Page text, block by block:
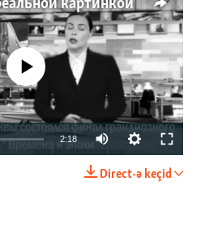
картинкой
currently available
2:18
Direct-ə keçid